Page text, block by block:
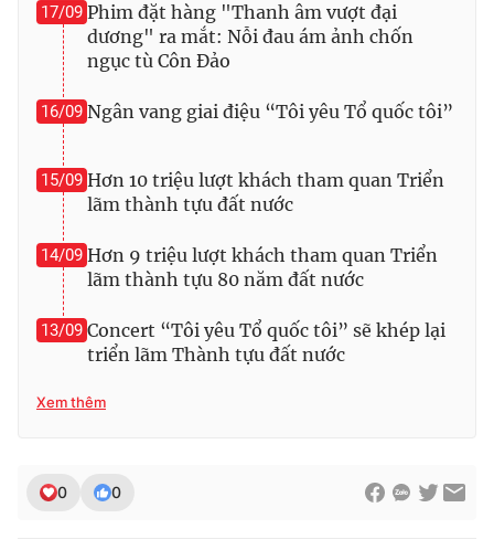
17/09 Phim đặt hàng "Thanh âm vượt đại
dương" ra mắt: Nỗi đau ám ảnh chốn
ngục tù Côn Đảo
16/09 Ngân vang giai điệu “Tôi yêu Tổ quốc tôi”
15/09 Hơn 10 triệu lượt khách tham quan Triển
lãm thành tựu đất nước
14/09 Hơn 9 triệu lượt khách tham quan Triển
lãm thành tựu 80 năm đất nước
13/09 Concert “Tôi yêu Tổ quốc tôi” sẽ khép lại
triển lãm Thành tựu đất nước
Xem thêm
0 0